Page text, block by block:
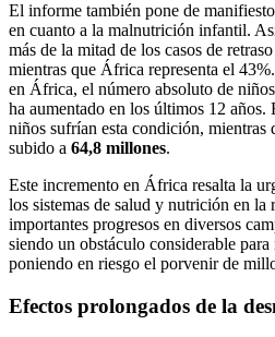
El informe también pone de
en cuanto a la malnutrición infantil.
más de la mitad de los casos de
mientras que África representa el
en África, el número absoluto de
ha aumentado en los últimos 12
niños sufrían esta condición, mientras
subido a 64,8 millones.
Este incremento en África resalta la
los sistemas de salud y nutrición en la
importantes progresos en diversos
siendo un obstáculo considerable para
poniendo en riesgo el porvenir de
Efectos prolongados de la